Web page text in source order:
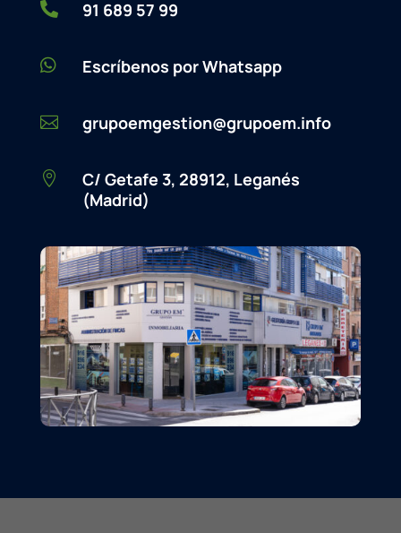
 91 689 57 99
 Escríbenos por Whatsapp
 grupoemgestion@grupoem.info

C/ Getafe 3, 28912, Leganés
(Madrid)